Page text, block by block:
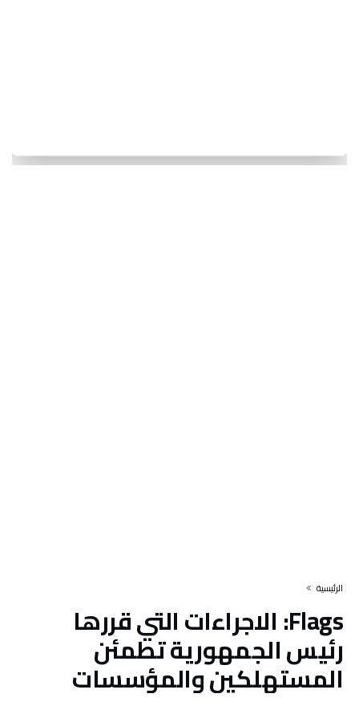
‫الرئيسية‬
Flags: الاجراءات التي قررها
رئيس الجمهورية تطمئن
المستهلكين والمؤسسات